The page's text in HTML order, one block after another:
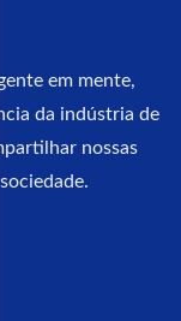
em mente,
da indústria de
nossas